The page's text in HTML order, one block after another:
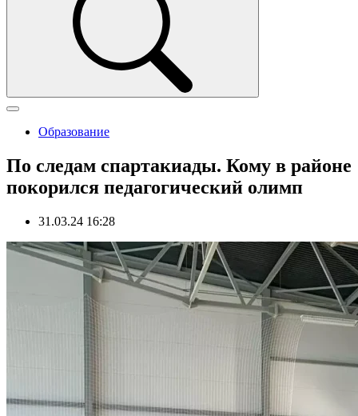
Образование
По следам спартакиады. Кому в районе
покорился педагогический олимп
31.03.24 16:28